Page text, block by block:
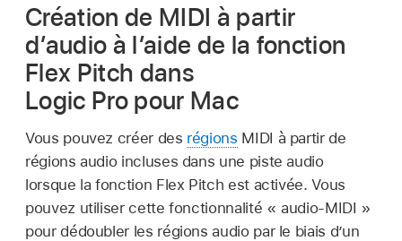
Création de MIDI à partir
d’audio à l’aide de la fonction
Flex Pitch dans
Logic Pro pour Mac
Vous pouvez créer des régions MIDI à partir de
régions audio incluses dans une piste audio
lorsque la fonction Flex Pitch est activée. Vous
pouvez utiliser cette fonctionnalité « audio-MIDI »
pour dédoubler les régions audio par le biais d’un